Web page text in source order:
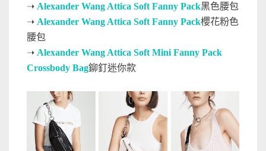
➝ Alexander Wang Attica Soft Fanny Pack黑色腰包
➝ Alexander Wang Attica Soft Fanny Pack櫻花粉色
腰包
➝ Alexander Wang Attica Soft Mini Fanny Pack
Crossbody Bag鉚釘迷你款